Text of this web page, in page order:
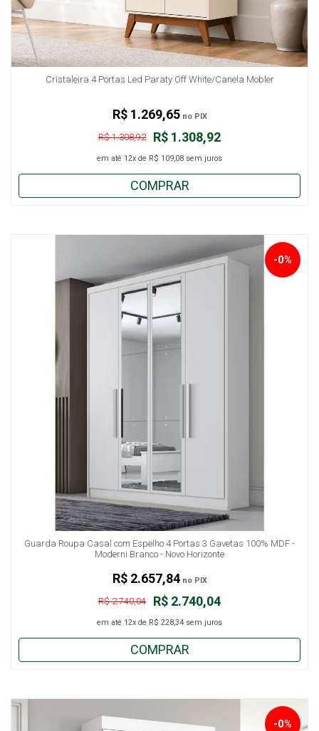
Cristaleira 4 Portas Led Paraty Off White/Canela Mobler
R$ 1.308,92
R$ 1.308,92
em até 12x de R$ 109,08 sem juros
R$ 1.269,65no PIX
COMPRAR
Guarda Roupa Casal com Espelho 4 Portas 3 Gavetas 100% MDF -
Moderni Branco - Novo Horizonte
R$ 2.740,04
R$ 2.740,04
-0%
em até 12x de R$ 228,34 sem juros
R$ 2.657,84no PIX
COMPRAR
-0%